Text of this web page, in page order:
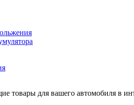
товары для вашего автомобиля в